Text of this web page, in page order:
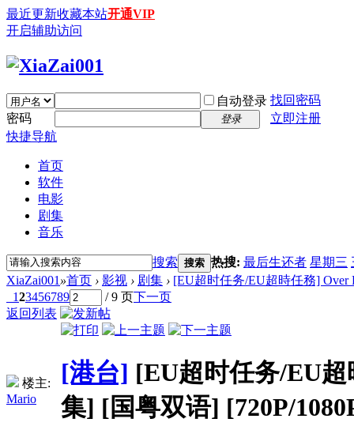
最近更新收藏本站开通VIP
开启辅助访问
自动登录 找回密码
密码
登录
立即注册
快捷导航
首页
软件
电影
剧集
音乐
搜索 搜索 热搜: 最后生还者 星期三
XiaZai001 »首页 › 影视 › 剧集 › [EU超时任务/EU超時任務] Over
123456789 / 9 页下一页
返回列表
楼主:
Mario
[港台] [EU超时任务/EU超
集] [国粤双语] [720P/